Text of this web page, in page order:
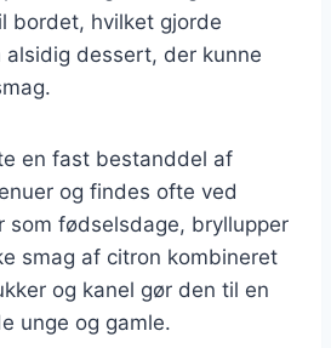
bordet, hvilket gjorde
dessert, der kunne
en fast bestanddel af
og findes ofte ved
som fødselsdage, bryllupper
smag af citron kombineret
og kanel gør den til en
unge og gamle.